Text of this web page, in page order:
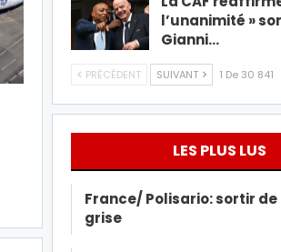
l’unanimité »
Gianni…
PRÉCÉDENT SUIVANT 1 De 30 841
LES PLUS LUS
France/ Polisario: sortir de
grise